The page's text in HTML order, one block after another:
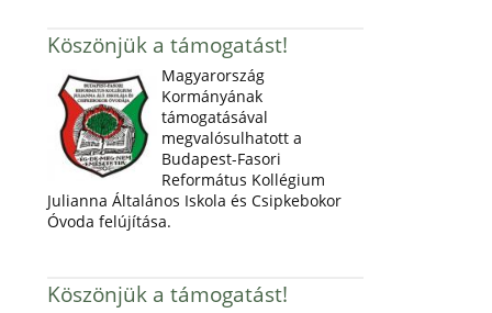
Köszönjük a támogatást!
Magyarország
Kormányának
támogatásával
megvalósulhatott a
Budapest-Fasori
Református Kollégium
Julianna Általános Iskola és Csipkebokor
Óvoda felújítása.
Köszönjük a támogatást!